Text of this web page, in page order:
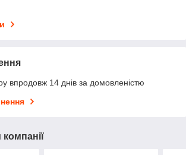
впродовж 14 днів за домовленістю
компанії